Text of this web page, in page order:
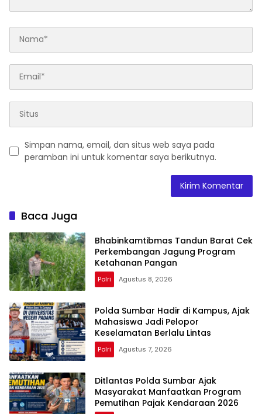
Simpan nama, email, dan situs web saya pada
peramban ini untuk komentar saya berikutnya.
Baca Juga
Bhabinkamtibmas Tandun Barat Cek
Perkembangan Jagung Program
Ketahanan Pangan
Polri Agustus 8, 2026
Polda Sumbar Hadir di Kampus, Ajak
Mahasiswa Jadi Pelopor
Keselamatan Berlalu Lintas
Polri Agustus 7, 2026
Ditlantas Polda Sumbar Ajak
Masyarakat Manfaatkan Program
Pemutihan Pajak Kendaraan 2026